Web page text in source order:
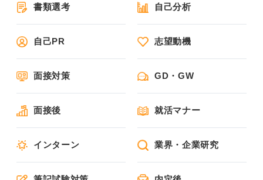
書類選考 自己分析
自己PR 志望動機
面接対策 GD・GW
面接後 就活マナー
インターン 業界・企業研究